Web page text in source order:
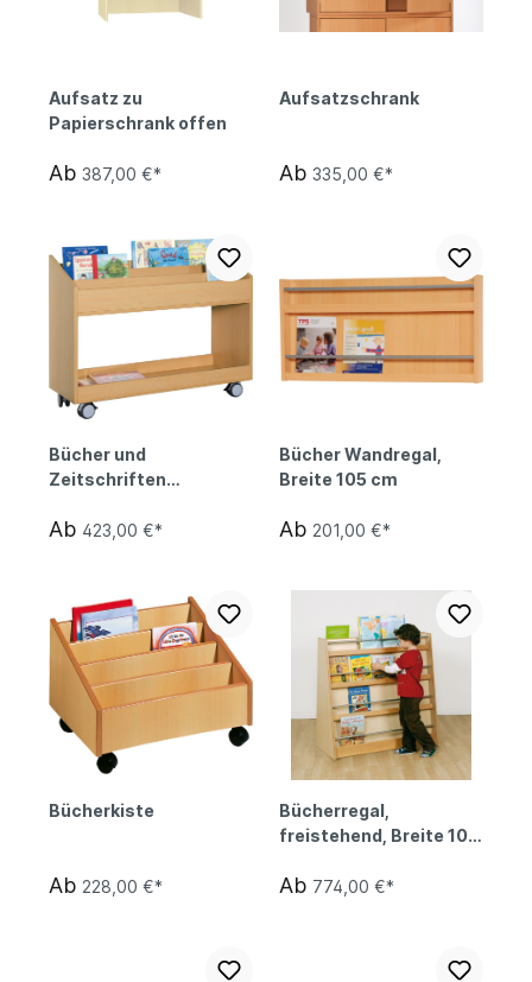
Aufsatz zu
Papierschrank offen
Ab 387,00 €*
Aufsatzschrank
Ab 335,00 €*
Bücher und
Zeitschriften
Ab 423,00 €*
Bücher Wandregal,
Breite 105 cm
Ab 201,00 €*
Bücherkiste
Ab 228,00 €*
Bücherregal,
freistehend, Breite 105
Ab 774,00 €*